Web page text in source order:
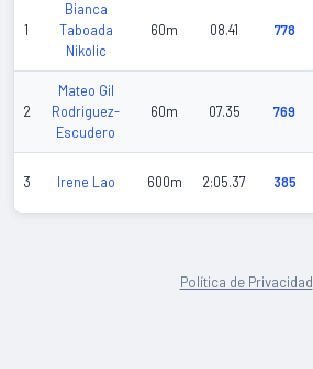
1
Bianca
Taboada
Nikolic
60m 08.41 778
2
Mateo Gil
Rodriguez-
Escudero
60m 07.35 769
3 Irene Lao 600m 2:05.37 385
Política de Privacidad